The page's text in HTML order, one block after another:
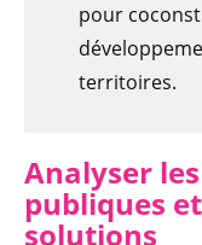
pour
territoires.
Analyser
publiques
solutions